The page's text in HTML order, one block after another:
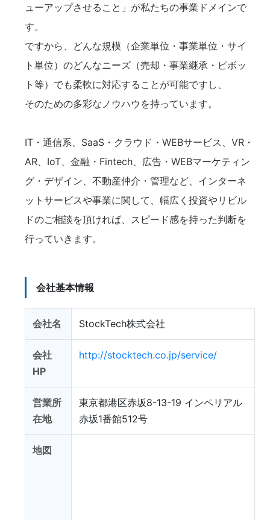
ューアップさせること」が私たちの事業ドメインで
す。
ですから、どんな規模（企業単位・事業単位・サイ
ト単位）のどんなニーズ（売却・事業継承・ピボッ
ト等）でも柔軟に対応することが可能ですし、
そのための多彩なノウハウを持っています。
IT・通信系、SaaS・クラウド・WEBサービス、VR・
AR、IoT、金融・Fintech、広告・WEBマーケティン
グ・デザイン、不動産仲介・管理など、インターネ
ットサービスや事業に関して、幅広く投資やリビル
ドのご相談を頂ければ、スピード感を持った判断を
行っていきます。
会社基本情報
会社名 StockTech株式会社
会社
HP
http://stocktech.co.jp/service/
営業所
在地
東京都港区赤坂8-13-19 インペリアル
赤坂1番館512号
地図